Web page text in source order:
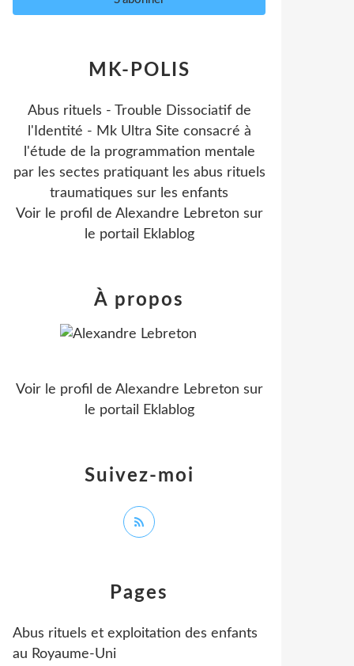
Pages
Abus rituels et exploitation des enfants
au Royaume-Uni
MK-POLIS
Abus rituels - Trouble Dissociatif de
l'Identité - Mk Ultra Site consacré à
l'étude de la programmation mentale
par les sectes pratiquant les abus rituels
traumatiques sur les enfants
Voir le profil de Alexandre Lebreton sur
le portail Eklablog
Suivez-moi
À propos
Voir le profil de Alexandre Lebreton sur
le portail Eklablog